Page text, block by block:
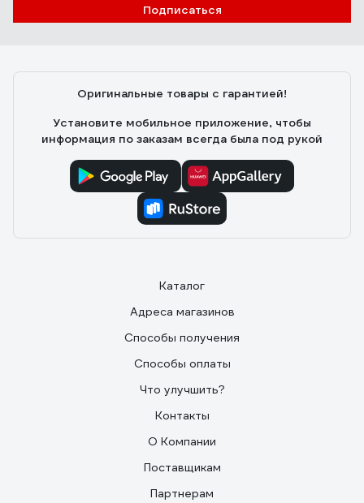
Подписаться
Оригинальные товары с гарантией!
Установите мобильное приложение, чтобы
информация по заказам всегда была под рукой
Каталог
Адреса магазинов
Способы получения
Способы оплаты
Что улучшить?
Контакты
О Компании
Поставщикам
Партнерам